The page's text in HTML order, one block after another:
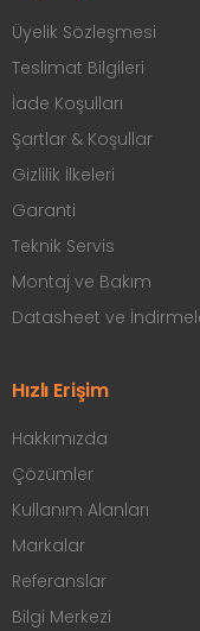
Üyelik Sözleşmesi
Teslimat Bilgileri
İade Koşulları
Şartlar & Koşullar
Gizlilik İlkeleri
Garanti
Teknik Servis
Montaj ve Bakım
Datasheet ve
Hızlı Erişim
Hakkımızda
Çözümler
Kullanım Alanları
Markalar
Referanslar
Bilgi Merkezi